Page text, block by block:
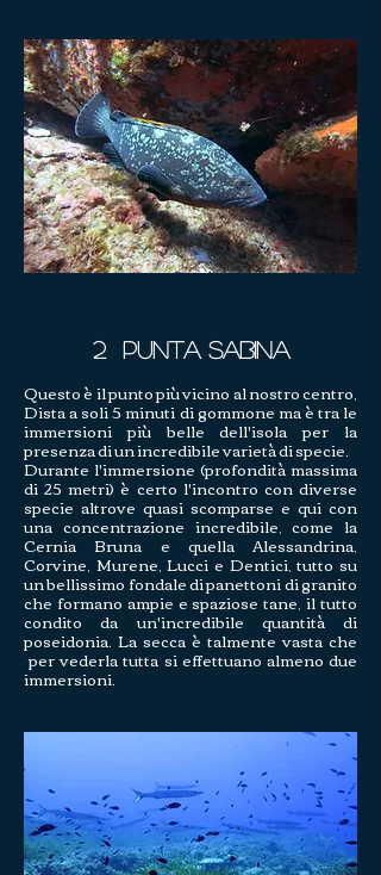
2 Punta Sabina
Questo è il punto più vicino al nostro centro,
Dista a soli 5 minuti di gommone ma è tra le
immersioni più belle dell'isola per la
presenza di un incredibile varietà di specie.
Durante l'immersione (profondità massima
di 25 metri) è certo l'incontro con diverse
specie altrove quasi scomparse e qui con
una concentrazione incredibile, come la
Cernia Bruna e quella Alessandrina,
Corvine, Murene, Lucci e Dentici, tutto su
un bellissimo fondale di panettoni di granito
che formano ampie e spaziose tane, il tutto
condito da un'incredibile quantità di
poseidonia. La secca è talmente vasta che
per vederla tutta si effettuano almeno due
immersioni.